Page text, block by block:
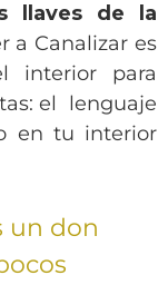
llaves de la
a Canalizar es
interior para
el lenguaje
en tu interior
un don